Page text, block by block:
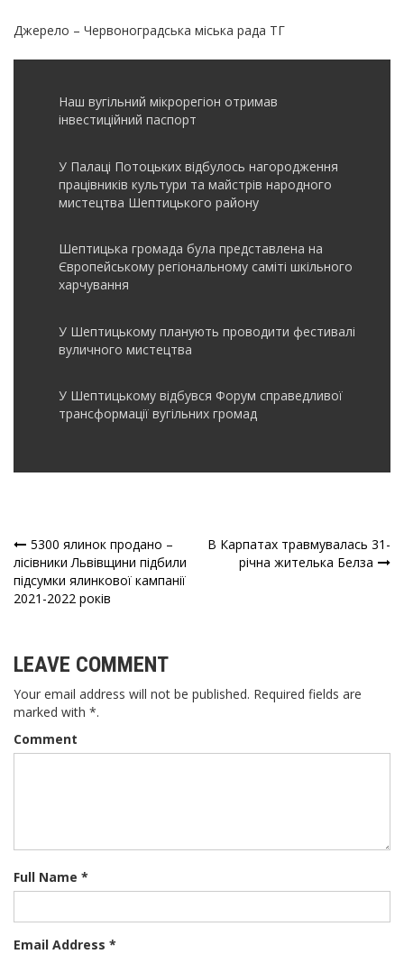
Джерело – Червоноградська міська рада ТГ
Наш вугільний мікрорегіон отримав
інвеcтиційний паспорт
У Палаці Потоцьких відбулось нагородження
працівників культури та майстрів народного
мистецтва Шептицького району
Шептицька громада була представлена на
Європейському регіональному саміті шкільного
харчування
У Шептицькому планують проводити фестивалі
вуличного мистецтва
У Шептицькому відбувся Форум справедливої
трансформації вугільних громад
Навігація
записів
5300 ялинок продано –
лісівники Львівщини підбили
підсумки ялинкової кампанії
2021-2022 років
В Карпатах травмувалась 31-
річна жителька Белза
LEAVE COMMENT
Your email address will not be published. Required fields are
marked with *.
Comment
Full Name *
Email Address *